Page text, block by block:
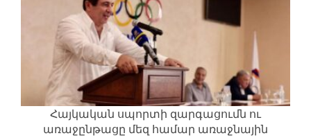
Հայկական սպորտի զարգացումն ու
առաջընթացը մեզ համար առաջնային